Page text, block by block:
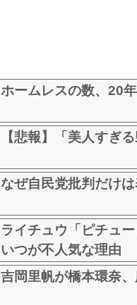
ホームレスの数、20
【悲報】「美人すぎ
なぜ自民党批判だけ
ライチュウ「ピチュ
いつが不人気な理由
吉岡里帆が橋本環奈